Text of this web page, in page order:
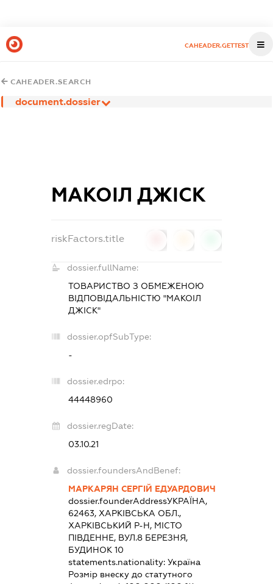
CAHEADER.GETTEST
CAHEADER.SEARCH
document.dossier
МАКОІЛ ДЖІСК
riskFactors.title
dossier.fullName:
ТОВАРИСТВО З ОБМЕЖЕНОЮ
ВІДПОВІДАЛЬНІСТЮ "МАКОІЛ
ДЖІСК"
dossier.opfSubType:
-
dossier.edrpo:
44448960
dossier.regDate:
03.10.21
dossier.foundersAndBenef:
МАРКАРЯН СЕРГІЙ ЕДУАРДОВИЧ
dossier.founderAddressУКРАЇНА,
62463, ХАРКІВСЬКА ОБЛ.,
ХАРКІВСЬКИЙ Р-Н, МІСТО
ПІВДЕННЕ, ВУЛ.8 БЕРЕЗНЯ,
БУДИНОК 10
statements.nationality: Україна
Розмір внеску до статутного